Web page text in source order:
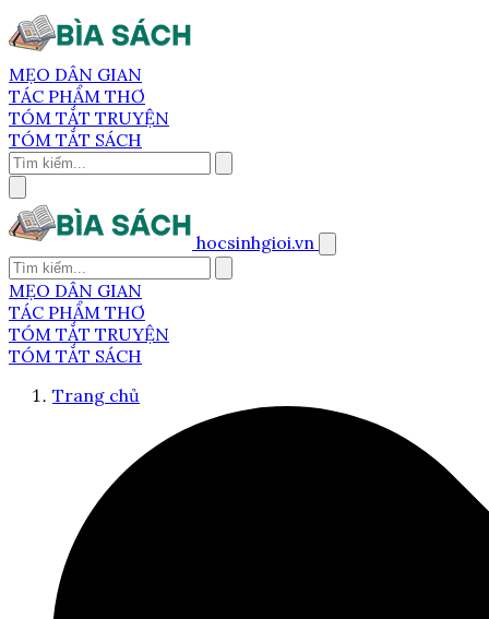
MẸO DÂN GIAN
TÁC PHẨM THƠ
TÓM TẮT TRUYỆN
TÓM TẮT SÁCH
hocsinhgioi.vn
MẸO DÂN GIAN
TÁC PHẨM THƠ
TÓM TẮT TRUYỆN
TÓM TẮT SÁCH
Trang chủ